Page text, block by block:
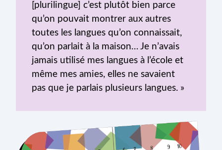
[plurilingue] c’est plutôt bien parce
qu’on pouvait montrer aux autres
toutes les langues qu’on connaissait,
qu’on parlait à la maison… Je n’avais
jamais utilisé mes langues à l’école et
même mes amies, elles ne savaient
pas que je parlais plusieurs langues. »